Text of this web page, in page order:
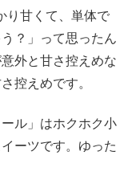
り甘くて、単体で
？」って思ったん
外と甘さ控えめな
控えめです。
ル」はホクホク小
ーツです。ゆった